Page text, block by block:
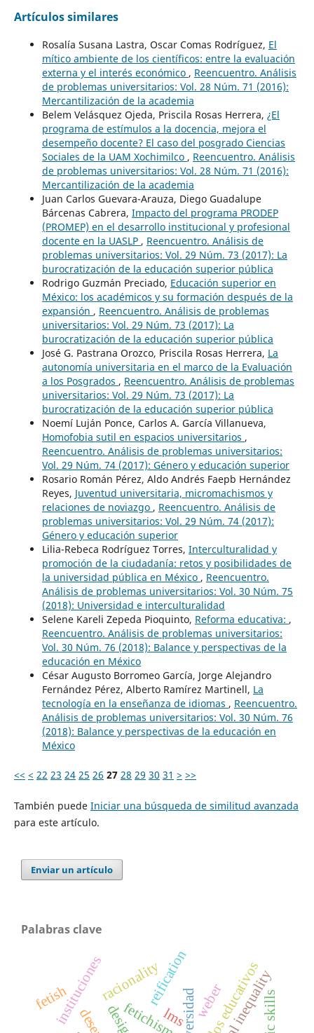
Artículos similares
Rosalía Susana Lastra, Oscar Comas Rodríguez, El
mítico ambiente de los científicos: entre la evaluación
externa y el interés económico , Reencuentro. Análisis
de problemas universitarios: Vol. 28 Núm. 71 (2016):
Mercantilización de la academia
Belem Velásquez Ojeda, Priscila Rosas Herrera, ¿El
programa de estímulos a la docencia, mejora el
desempeño docente? El caso del posgrado Ciencias
Sociales de la UAM Xochimilco , Reencuentro. Análisis
de problemas universitarios: Vol. 28 Núm. 71 (2016):
Mercantilización de la academia
Juan Carlos Guevara-Arauza, Diego Guadalupe
Bárcenas Cabrera, Impacto del programa PRODEP
(PROMEP) en el desarrollo institucional y profesional
docente en la UASLP , Reencuentro. Análisis de
problemas universitarios: Vol. 29 Núm. 73 (2017): La
burocratización de la educación superior pública
Rodrigo Guzmán Preciado, Educación superior en
México: los académicos y su formación después de la
expansión , Reencuentro. Análisis de problemas
universitarios: Vol. 29 Núm. 73 (2017): La
burocratización de la educación superior pública
José G. Pastrana Orozco, Priscila Rosas Herrera, La
autonomía universitaria en el marco de la Evaluación
a los Posgrados , Reencuentro. Análisis de problemas
universitarios: Vol. 29 Núm. 73 (2017): La
burocratización de la educación superior pública
Noemí Luján Ponce, Carlos A. García Villanueva,
Homofobia sutil en espacios universitarios ,
Reencuentro. Análisis de problemas universitarios:
Vol. 29 Núm. 74 (2017): Género y educación superior
Rosario Román Pérez, Aldo Andrés Faepb Hernández
Reyes, Juventud universitaria, micromachismos y
relaciones de noviazgo , Reencuentro. Análisis de
problemas universitarios: Vol. 29 Núm. 74 (2017):
Género y educación superior
Lilia-Rebeca Rodríguez Torres, Interculturalidad y
promoción de la ciudadanía: retos y posibilidades de
la universidad pública en México , Reencuentro.
Análisis de problemas universitarios: Vol. 30 Núm. 75
(2018): Universidad e interculturalidad
Selene Kareli Zepeda Pioquinto, Reforma educativa: ,
Reencuentro. Análisis de problemas universitarios:
Vol. 30 Núm. 76 (2018): Balance y perspectivas de la
educación en México
César Augusto Borromeo García, Jorge Alejandro
Fernández Pérez, Alberto Ramírez Martinell, La
tecnología en la enseñanza de idiomas , Reencuentro.
Análisis de problemas universitarios: Vol. 30 Núm. 76
(2018): Balance y perspectivas de la educación en
México
<< < 22 23 24 25 26 27 28 29 30 31 > >>
También puede Iniciar una búsqueda de similitud avanzada
para este artículo.
Enviar un artículo
Palabras clave
fetichismo social inequality
racionality weber
instituciones
fetish reification
lms